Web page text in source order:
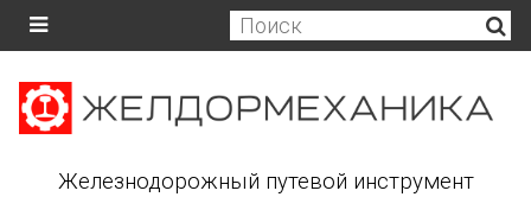
Железнодорожный путевой инструмент